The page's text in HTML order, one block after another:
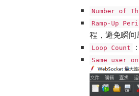
Number of
Ramp-Up
程，避免瞬间
Loop Count
Same user